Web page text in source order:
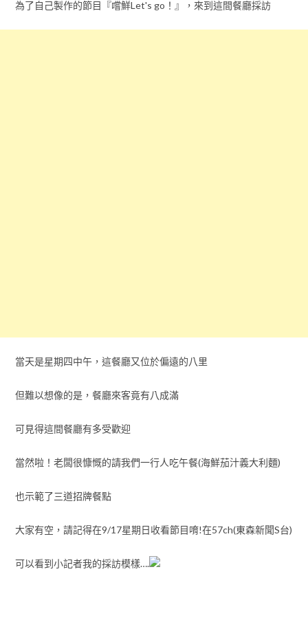
為了自己製作的節目『嚐鮮Let's go！』，來到這間餐廳採訪
當天是星期四中午，這餐廳又位於偏遠的八里
但難以想像的是，餐廳來客竟有八成滿
可見得這間餐廳有多受歡迎
當然啦！老闆很慷慨的請我們一行人吃午餐(海鮮茄汁義大利麵)
也示範了三道招牌餐點
大家有空，請記得在9/17星期日收看節目唷!在57ch(東森新聞S台)
可以看到小記者我的採訪模樣….